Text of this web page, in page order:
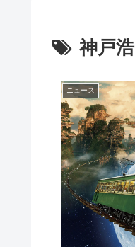
神戸浩
ニュース